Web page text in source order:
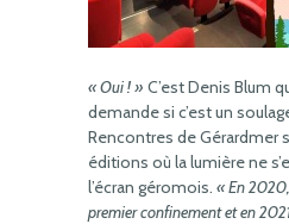
« Oui ! » C’est Denis Blum
demande si c’est un
Rencontres de Gérardmer
éditions où la lumière ne
l’écran géromois. « En
premier confinement et en